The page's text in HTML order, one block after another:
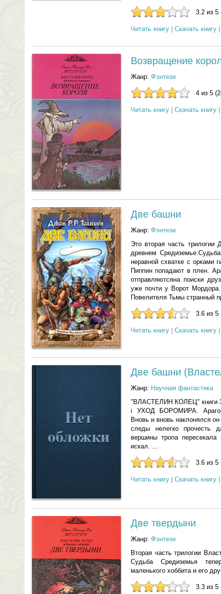
3.2 из 5
Читать книгу Скачать книгу
Возвращение
Жанр: Фэнтези
4 из 5
Читать книгу Скачать книгу
Две башни
Жанр: Фэнтези
Это вторая часть
древнем
неравной схватке с орками
Пиппин попадают в плен.
отправляютсяна поиски
уже почти у Ворот
Повелителя Тьмы странный
3.6 из 5
Читать книгу Скачать книгу
Две башни
Жанр: Научная фантастика
"ВЛАСТЕЛИН КОЛЕЦ" книги
i УХОД БОРОМИРА.
Вновь и вновь наклонялся
следы нелегко прочесть
вершины тропа
искал. ...
3.6 из 5
Читать книгу Скачать книгу
Две твердыни
Жанр: Фэнтези
Вторая часть трилогии
Судьба Средиземья
маленького хоббита и его
3.3 из 5